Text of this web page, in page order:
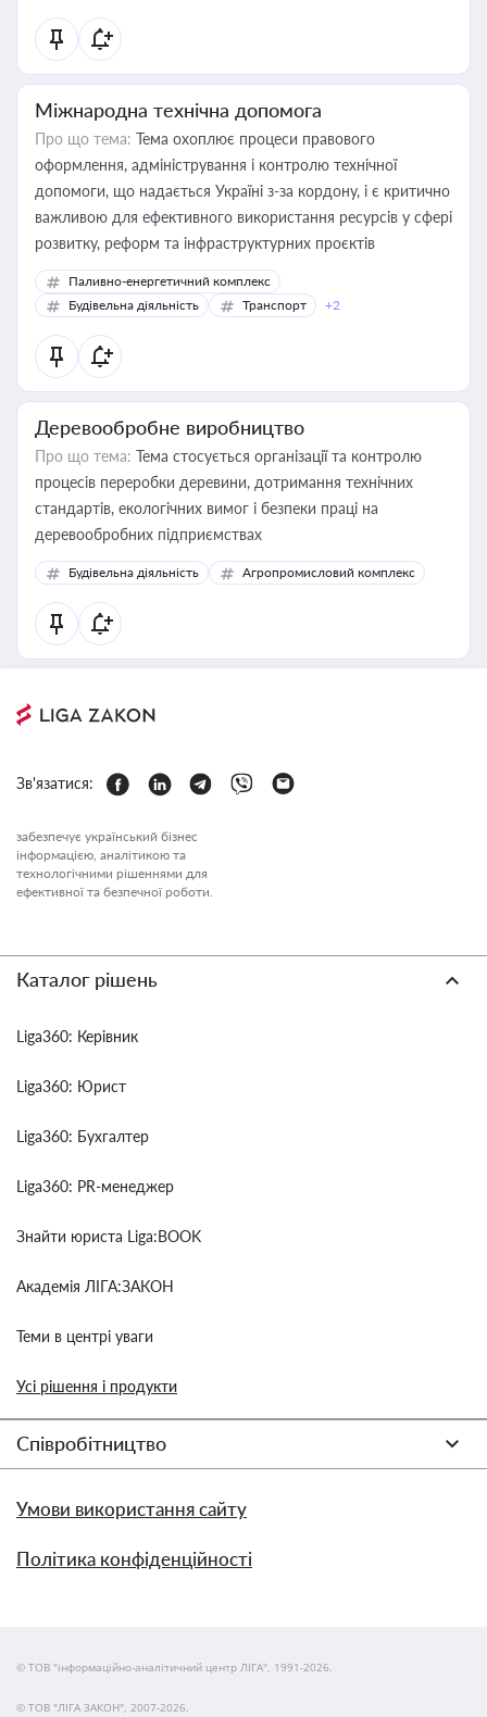
Міжнародна технічна допомога
Про що тема: Тема охоплює процеси правового
оформлення, адміністрування і контролю технічної
допомоги, що надається Україні з-за кордону, і є критично
важливою для ефективного використання ресурсів у сфері
розвитку, реформ та інфраструктурних проєктів
Паливно-енергетичний комплекс
Будівельна діяльність
Транспорт +2
Деревообробне виробництво
Про що тема: Тема стосується організації та контролю
процесів переробки деревини, дотримання технічних
стандартів, екологічних вимог і безпеки праці на
деревообробних підприємствах
Будівельна діяльність Агропромисловий комплекс
Зв'язатися:
забезпечує український бізнес
інформацією, аналітикою та
технологічними рішеннями для
ефективної та безпечної роботи.
Каталог рішень
Liga360: Керівник
Liga360: Юрист
Liga360: Бухгалтер
Liga360: PR-менеджер
Знайти юриста Liga:BOOK
Академія ЛІГА:ЗАКОН
Теми в центрі уваги
Усі рішення і продукти
Співробітництво
Умови використання сайту
Політика конфіденційності
© ТОВ "інформаційно-аналітичний центр ЛІГА", 1991-2026.
© ТОВ "ЛІГА ЗАКОН", 2007-2026.